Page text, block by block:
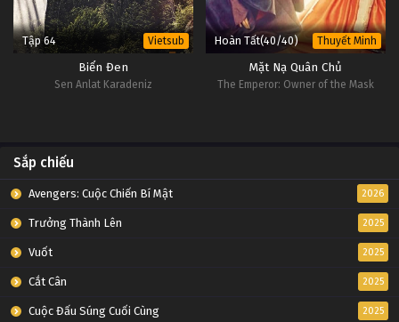
Tập 64 Vietsub
Biển Đen
Sen Anlat Karadeniz
Hoàn Tất(40/40) Thuyết Minh
Mặt Nạ Quân Chủ
The Emperor: Owner of the Mask
Sắp chiếu
Avengers: Cuộc Chiến Bí Mật 2026
Trưởng Thành Lên 2025
Vuốt 2025
Cắt Cân 2025
Cuộc Đấu Súng Cuối Cùng 2025